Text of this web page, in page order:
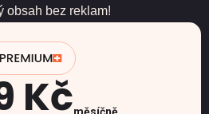
obsah bez reklam!
Kč